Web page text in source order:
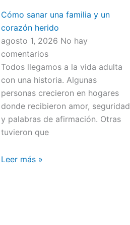
Cómo sanar una familia y un
corazón herido
agosto 1, 2026 No hay
comentarios
Todos llegamos a la vida adulta
con una historia. Algunas
personas crecieron en hogares
donde recibieron amor, seguridad
y palabras de afirmación. Otras
tuvieron que
Leer más »